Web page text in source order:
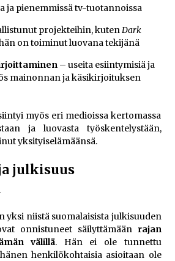
ja pienemmissä tv-tuotannoissa
projekteihin, kuten Dark
on toiminut luovana tekijänä
– useita esiintymisiä ja
mainonnan ja käsikirjoituksen
myös eri medioissa kertomassa
ja luovasta työskentelystään,
yksityiselämäänsä.
julkisuus
yksi niistä suomalaisista julkisuuden
onnistuneet säilyttämään rajan
välillä. Hän ei ole tunnettu
henkilökohtaisia asioitaan ole